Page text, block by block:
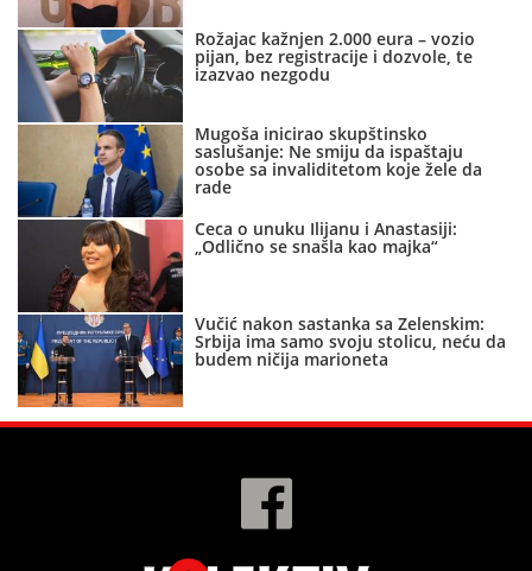
Rožajac kažnjen 2.000 eura – vozio
pijan, bez registracije i dozvole, te
izazvao nezgodu
Mugoša inicirao skupštinsko
saslušanje: Ne smiju da ispaštaju
osobe sa invaliditetom koje žele da
rade
Ceca o unuku Ilijanu i Anastasiji:
„Odlično se snašla kao majka“
Vučić nakon sastanka sa Zelenskim:
Srbija ima samo svoju stolicu, neću da
budem ničija marioneta